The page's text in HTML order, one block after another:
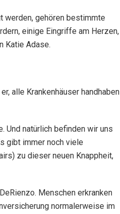
werden, gehören bestimmte
einige Eingriffe am Herzen,
Katie Adase.
alle Krankenhäuser handhaben
Und natürlich befinden wir uns
gibt immer noch viele
zu dieser neuen Knappheit,
Menschen erkranken
normalerweise im